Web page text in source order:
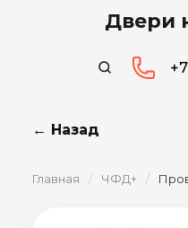
Двери
← Назад
Главная / ЧФД+ /